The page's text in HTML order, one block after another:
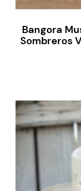
Bangora
Sombreros